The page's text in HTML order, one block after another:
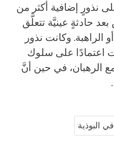
نذورٍ إضافية أكثر من
حادثةٍ عينيَّة تتعلَّق
وكانت نذور
اعتمادًا على سلوك
الرهبان، في حين أنَّ
البوذية